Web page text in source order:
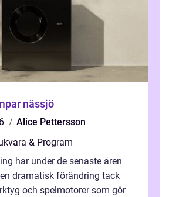
nässjö
Alice Pettersson
& Program
har under de senaste åren
dramatisk förändring tack
och spelmotorer som gör